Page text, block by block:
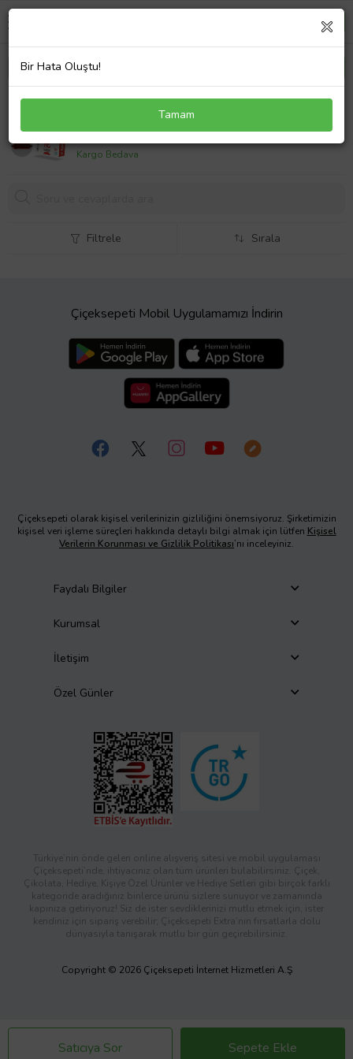
Simex Mikrofonlu Kulaklik 3,5 Universal SPD-04
Bombastic Kirmizi Siyah (Kırmızı-Siyah)
384,90 TL
Kargo Bedava
Satıcıya Sor Sepete Ekle
Filtrele Sırala
Çiçeksepeti Mobil Uygulamamızı İndirin
Çiçeksepeti olarak kişisel verilerinizin gizliliğini önemsiyoruz. Şirketimizin
kişisel veri işleme süreçleri hakkında detaylı bilgi almak için lütfen Kişisel
Verilerin Korunması ve Gizlilik Politikası’nı inceleyiniz.
Faydalı Bilgiler
Kurumsal
İletişim
Özel Günler
Türkiye’nin önde gelen online alışveriş sitesi ve mobil uygulaması
Çiçeksepeti’nde, ihtiyacınız olan tüm ürünleri bulabilirsiniz. Çiçek,
Çikolata, Hediye, Kişiye Özel Ürünler ve Hediye Setleri gibi birçok farklı
kategoride aradığınız binlerce ürünü sizlere sunuyor ve zamanında
kapınıza getiriyoruz! Siz de ister sevdiklerinizi mutlu etmek için, ister
kendiniz için sipariş verebilir; Çiçeksepeti Extra’nın fırsatlarla dolu
dünyasıyla tanışarak mutlu bir gün geçirebilirsiniz.
Copyright © 2026 Çiçeksepeti İnternet Hizmetleri A.Ş
Bir Hata Oluştu!
Tamam